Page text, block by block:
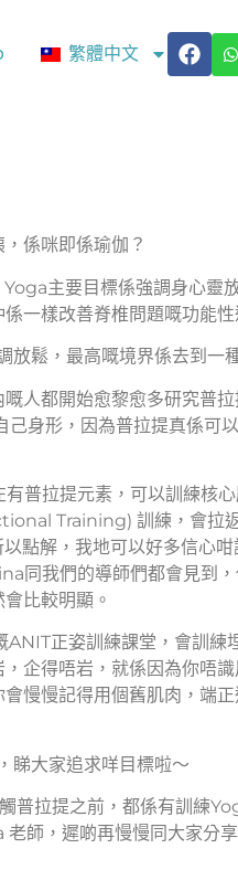
繁體中文
係咪即係瑜伽？
主要目標係強調身心靈
一樣改善脊椎問題嘅功能性
放鬆，最高嘅境界係去到一
人都開始愈黎愈多研究普
身形，因為普拉提真係可
普拉提元素，可以訓練核
Training) 訓練，會拉
點解，我地可以好多信心
同我們的導師們都會見到
比較明顯。
正姿訓練課堂，會訓練
企得唔岩，就係因為你唔
慢慢記得用個舊肌肉，端
睇大家追求咩目標啦～
普拉提之前，都係有訓練
老師，遲啲再慢慢同大家分